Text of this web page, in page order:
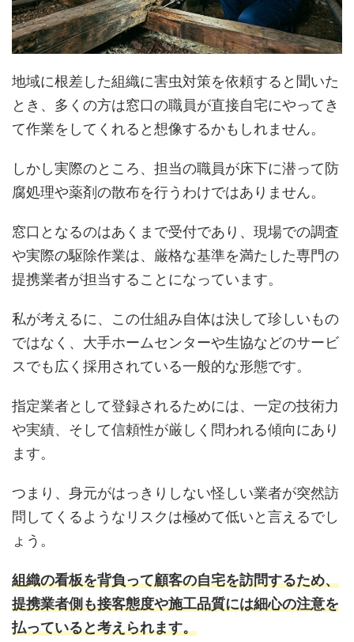
地域に根差した組織に害虫対策を依頼すると聞いた
とき、多くの方は窓口の職員が直接自宅にやってき
て作業をしてくれると想像するかもしれません。
しかし実際のところ、担当の職員が床下に潜って防
腐処理や薬剤の散布を行うわけではありません。
窓口となるのはあくまで受付であり、現場での調査
や実際の駆除作業は、厳格な基準を満たした専門の
提携業者が担当することになっています。
私が考えるに、この仕組み自体は決して珍しいもの
ではなく、大手ホームセンターや生協などのサービ
スでも広く採用されている一般的な形態です。
指定業者として登録されるためには、一定の技術力
や実績、そして信頼性が厳しく問われる傾向にあり
ます。
つまり、身元がはっきりしない怪しい業者が突然訪
問してくるようなリスクは極めて低いと言えるでし
ょう。
組織の看板を背負って顧客の自宅を訪問するため、
提携業者側も接客態度や施工品質には細心の注意を
払っていると考えられます。